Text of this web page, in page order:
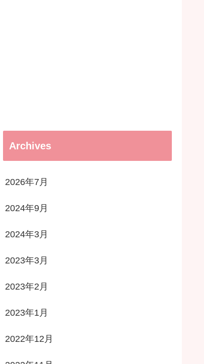
Archives
2026年7月
2024年9月
2024年3月
2023年3月
2023年2月
2023年1月
2022年12月